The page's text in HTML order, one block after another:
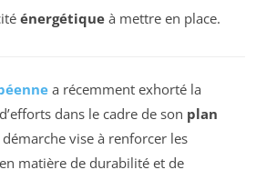
énergétiqueà mettre en place.
a récemment exhorté la
dans le cadre de son plan
démarche vise à renforcer les
matière de durabilité et de